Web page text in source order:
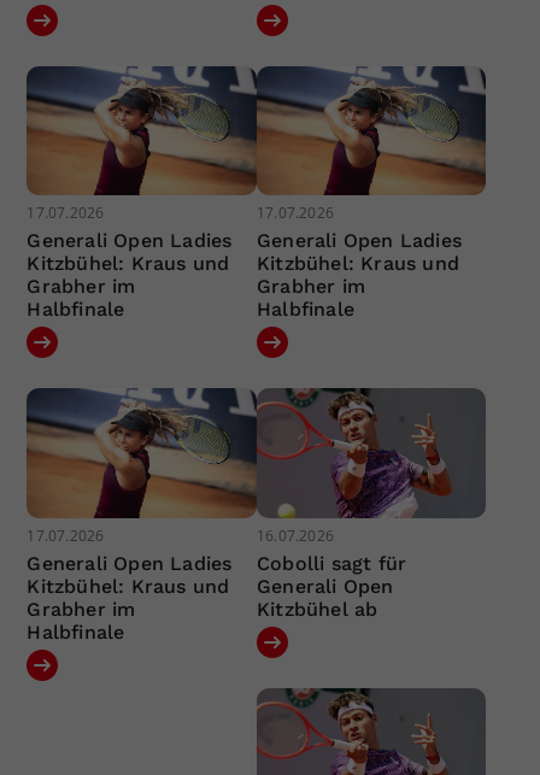
17.07.2026
Generali Open Ladies
Kitzbühel: Kraus und
Grabher im
Halbfinale
17.07.2026
Generali Open Ladies
Kitzbühel: Kraus und
Grabher im
Halbfinale
17.07.2026
Generali Open Ladies
Kitzbühel: Kraus und
Grabher im
Halbfinale
16.07.2026
Cobolli sagt für
Generali Open
Kitzbühel ab